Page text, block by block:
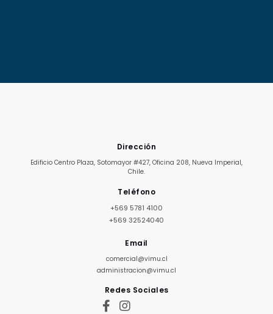
Dirección
Edificio Centro Plaza, Sotomayor #427, Oficina 208, Nueva Imperial,
Chile.
Teléfono
+569 5781 4100
+569 32524040
Email
comercial@vimu.cl
administracion@vimu.cl
Redes Sociales